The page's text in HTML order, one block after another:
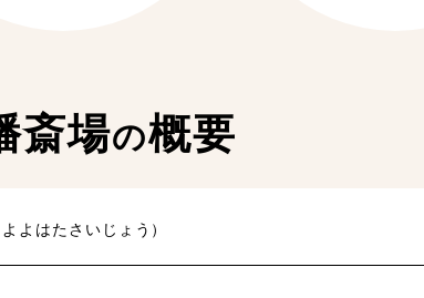
斎場の概要
よよはたさいじょう）